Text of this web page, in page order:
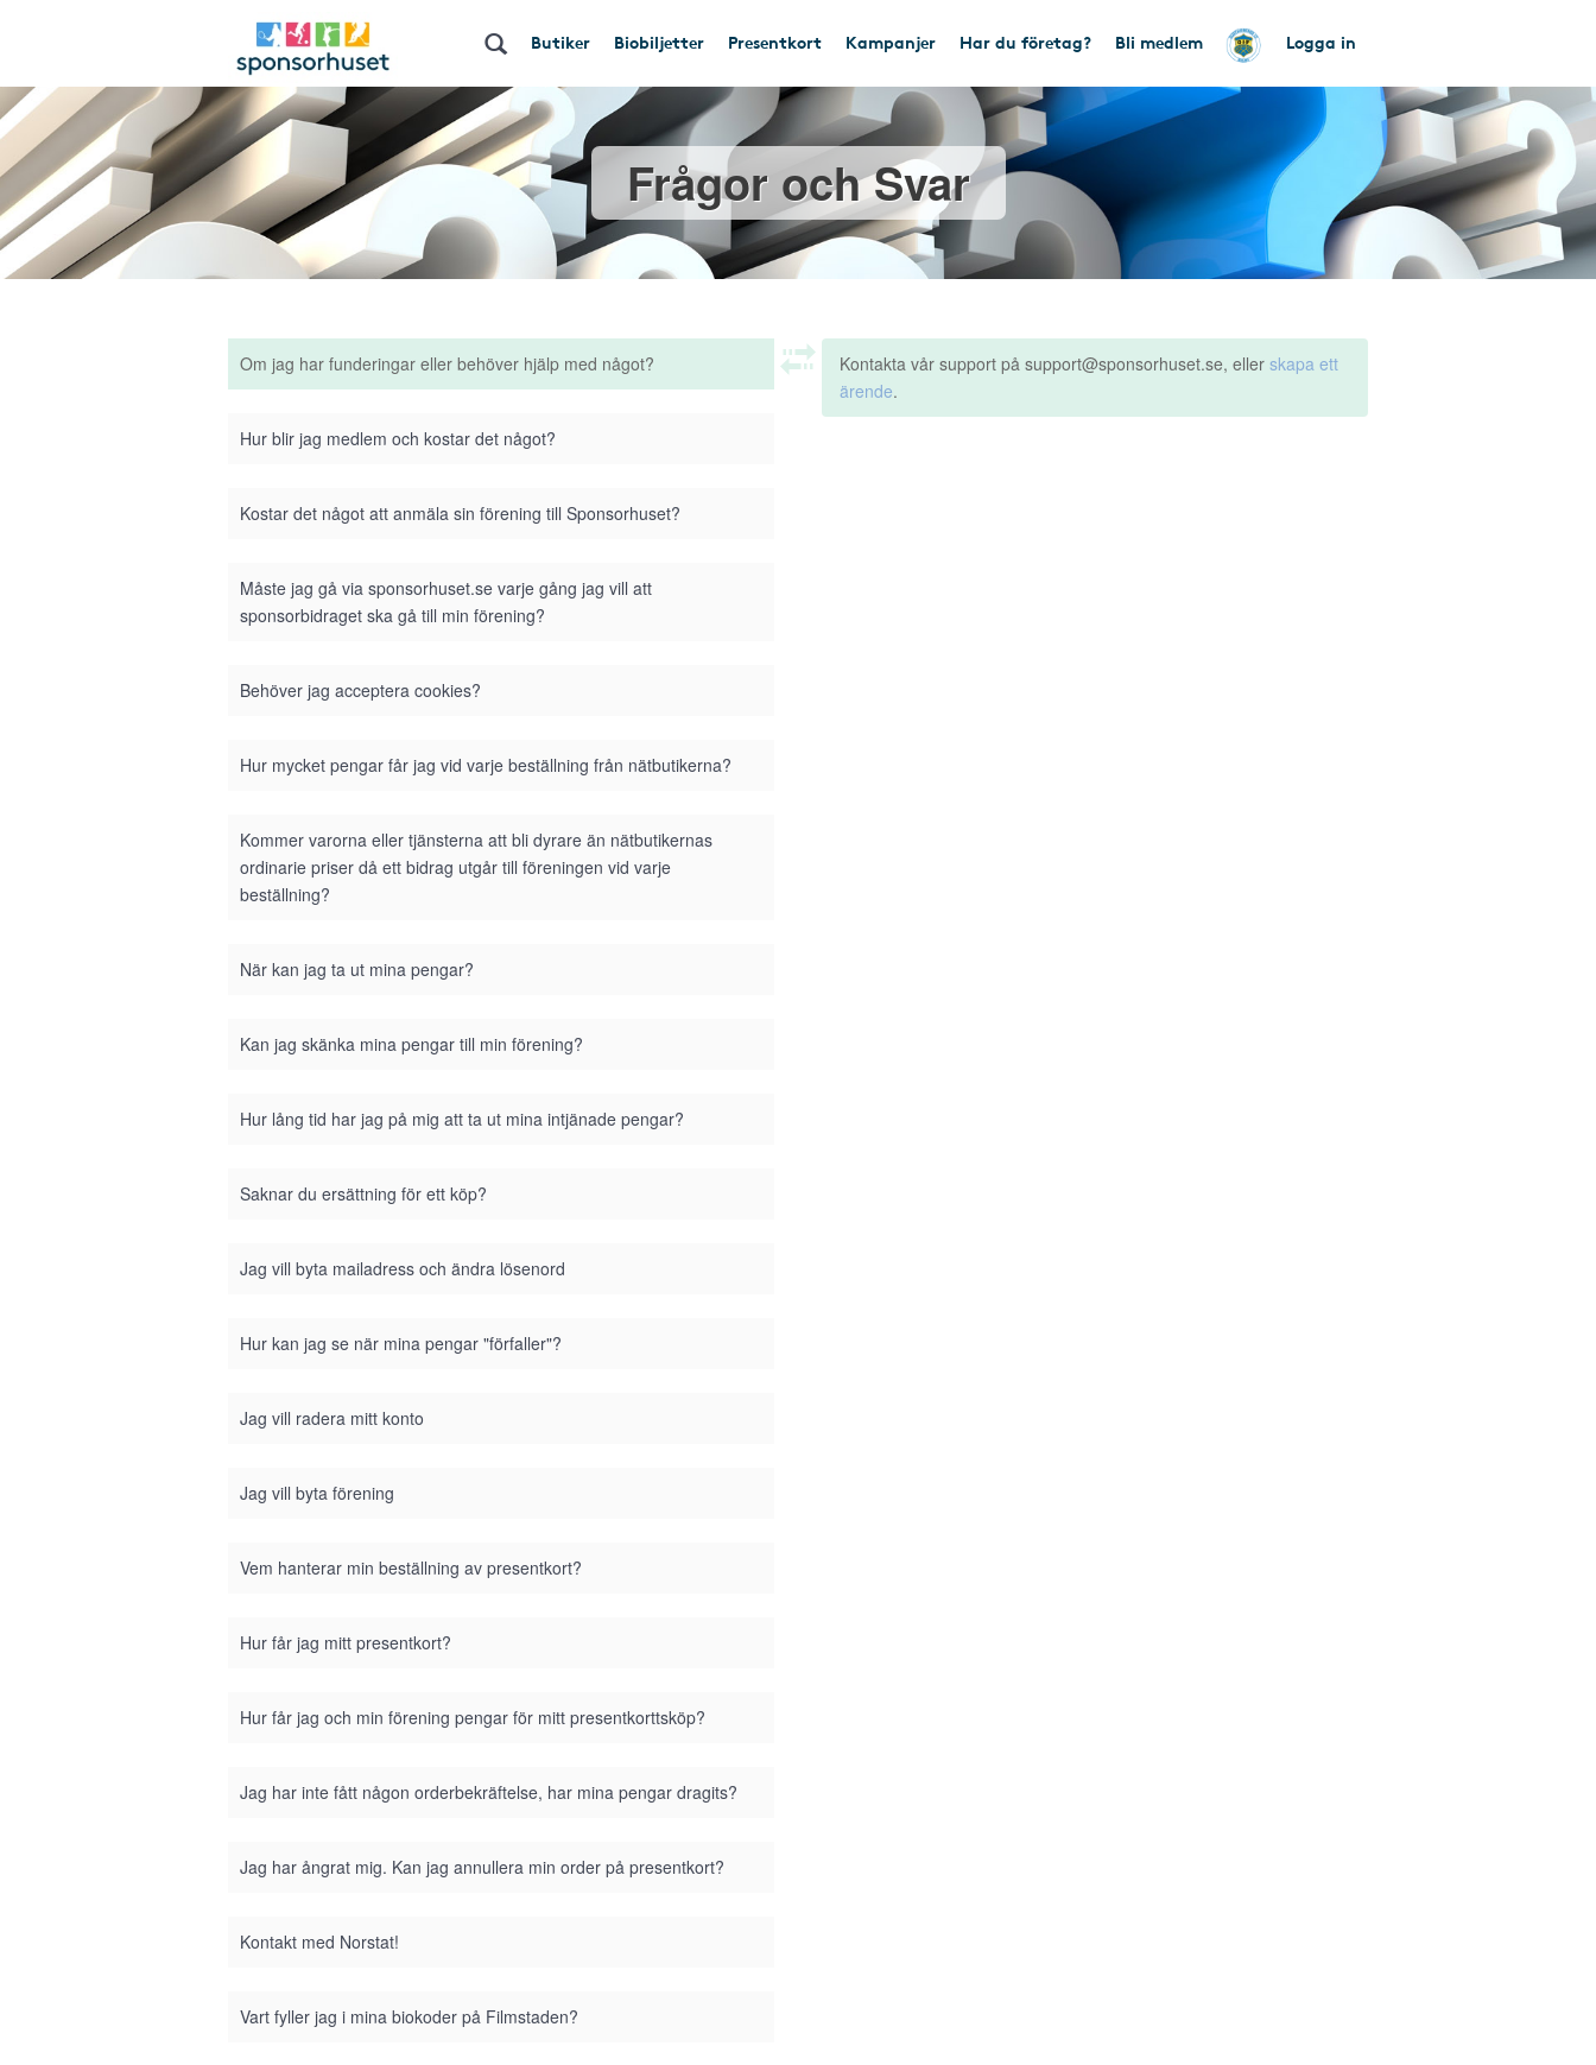
Butiker Biobiljetter Presentkort Kampanjer Har du företag? Bli medlem Logga in
Frågor och Svar
Om jag har funderingar eller behöver hjälp med något?
Hur blir jag medlem och kostar det något?
Kostar det något att anmäla sin förening till Sponsorhuset?
Måste jag gå via sponsorhuset.se varje gång jag vill att
sponsorbidraget ska gå till min förening?
Behöver jag acceptera cookies?
Hur mycket pengar får jag vid varje beställning från nätbutikerna?
Kommer varorna eller tjänsterna att bli dyrare än nätbutikernas
ordinarie priser då ett bidrag utgår till föreningen vid varje
beställning?
När kan jag ta ut mina pengar?
Kan jag skänka mina pengar till min förening?
Hur lång tid har jag på mig att ta ut mina intjänade pengar?
Saknar du ersättning för ett köp?
Jag vill byta mailadress och ändra lösenord
Hur kan jag se när mina pengar "förfaller"?
Jag vill radera mitt konto
Jag vill byta förening
Vem hanterar min beställning av presentkort?
Hur får jag mitt presentkort?
Hur får jag och min förening pengar för mitt presentkorttsköp?
Jag har inte fått någon orderbekräftelse, har mina pengar dragits?
Jag har ångrat mig. Kan jag annullera min order på presentkort?
Kontakt med Norstat!
Vart fyller jag i mina biokoder på Filmstaden?
Kontakta vår support på support@sponsorhuset.se, eller skapa ett
ärende.